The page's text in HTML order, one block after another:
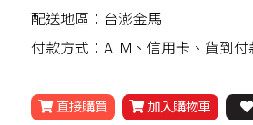
配送地區：台澎金馬
付款方式：ATM、信用卡、貨到
直接購買 加入購物車